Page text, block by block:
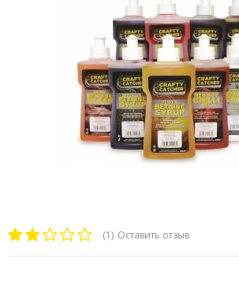
(1) Оставить отзыв